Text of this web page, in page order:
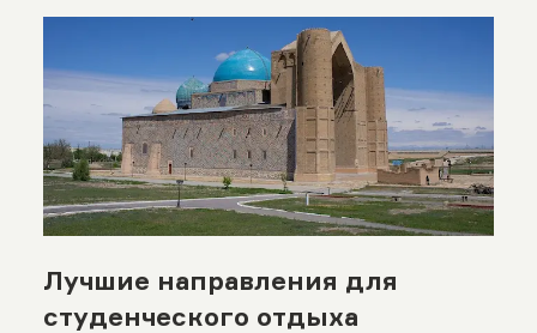
Лучшие направления для
студенческого отдыха